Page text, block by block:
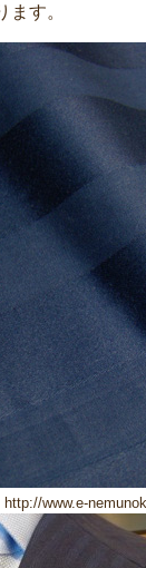
す。
http://www.e-